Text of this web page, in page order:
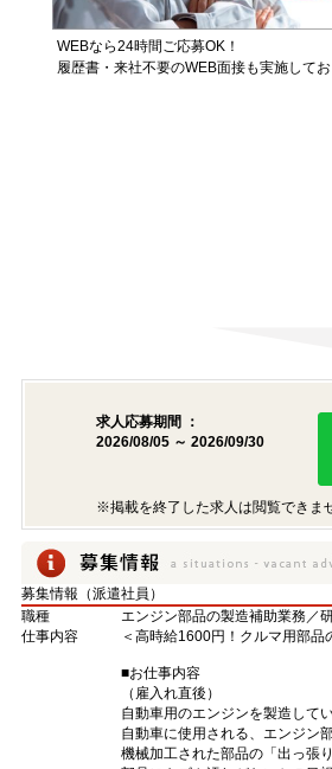
WEBなら24時間ご応募OK！
履歴書・来社不要のWEB面接も実施して
求人応募期間 ：
2026/08/05 ～ 2026/09/30
※掲載を終了した求人は閲覧できま
募集情報（派遣社員）
職種
エンジン部品の製造補助業務／
仕事内容
＜高時給1600円！クルマ用部品
■お仕事内容
（雇入れ直後）
自動車用のエンジンを製造して
自動車に使用される、エンジン
機械加工された部品の「出っ張